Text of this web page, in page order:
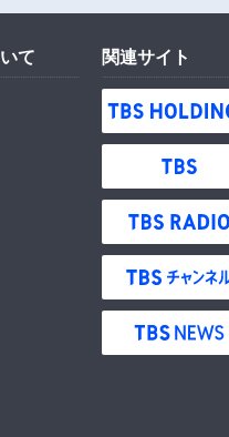
て 関連サイト